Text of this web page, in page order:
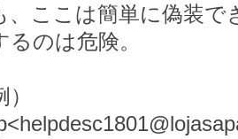
ここは簡単に偽装で
のは危険。